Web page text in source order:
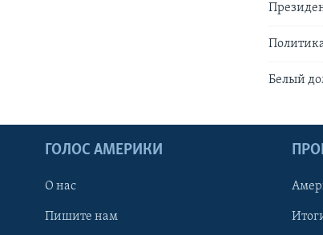
Белый
ГОЛОС АМЕРИКИ
О нас
Пишите нам